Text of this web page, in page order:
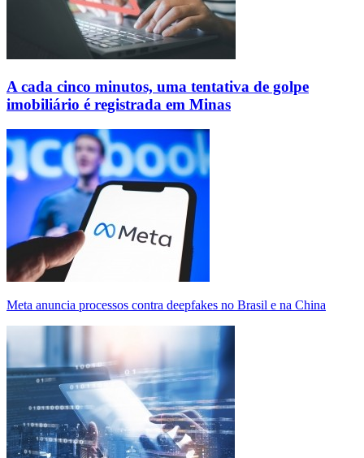
A cada cinco minutos, uma tentativa de golpe
imobiliário é registrada em Minas
Meta anuncia processos contra deepfakes no Brasil e na China